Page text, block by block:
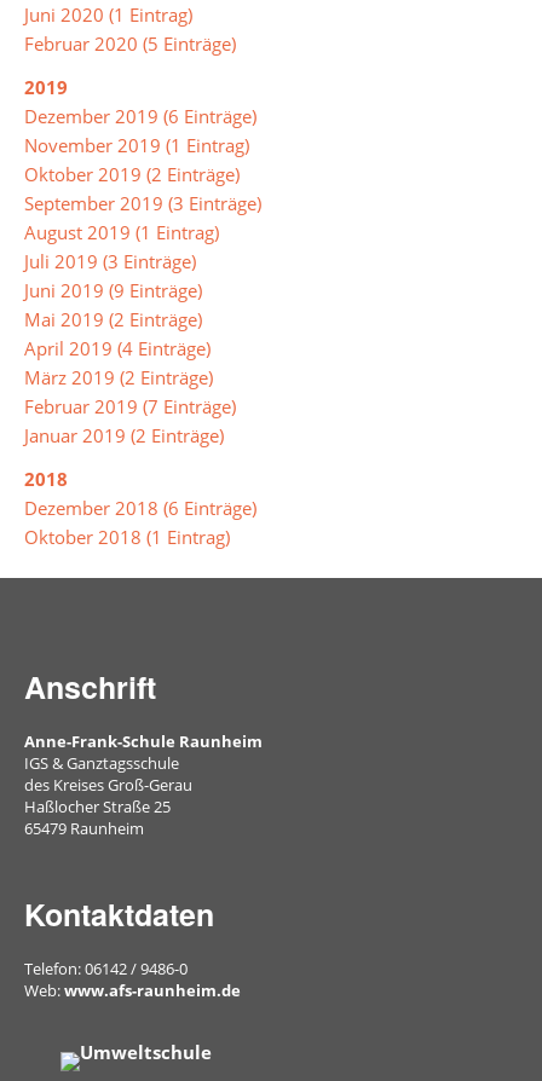
Musik
Religion/Ethik
Russisch
Spanisch
Sport
Soziales
Lernen
Türkisch
Wahlpflichtangebot
Inklusion
Schülerbibliothek
Archiv
Unterrichtsprodukte
Buch
des
Arbeitsgemeinschaften
Bienen
Hilfe
Juni 2020 (1 Eintrag)
Februar 2020 (5 Einträge)
2019
Dezember 2019 (6 Einträge)
November 2019 (1 Eintrag)
Oktober 2019 (2 Einträge)
September 2019 (3 Einträge)
August 2019 (1 Eintrag)
Juli 2019 (3 Einträge)
Juni 2019 (9 Einträge)
Mai 2019 (2 Einträge)
April 2019 (4 Einträge)
März 2019 (2 Einträge)
Februar 2019 (7 Einträge)
Januar 2019 (2 Einträge)
2018
Dezember 2018 (6 Einträge)
Oktober 2018 (1 Eintrag)
Anschrift
Anne-Frank-Schule Raunheim
IGS & Ganztagsschule
des Kreises Groß-Gerau
Haßlocher Straße 25
65479 Raunheim
Kontaktdaten
Telefon: 06142 / 9486-0
Web:www.afs-raunheim.de